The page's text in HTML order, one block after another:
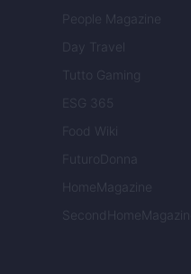
People Magazine
Day Travel
Tutto Gaming
ESG 365
Food Wiki
FuturoDonna
HomeMagazine
SecondHomeMagazine